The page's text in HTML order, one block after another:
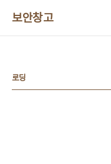
보안창고
로딩